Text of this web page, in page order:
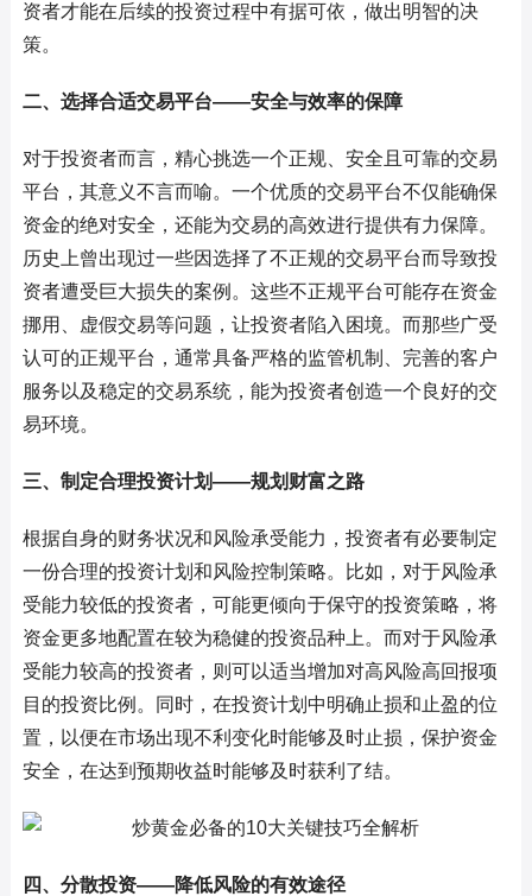
资者才能在后续的投资过程中有据可依，做出明智的决
策。
二、选择合适交易平台——安全与效率的保障
对于投资者而言，精心挑选一个正规、安全且可靠的交易
平台，其意义不言而喻。一个优质的交易平台不仅能确保
资金的绝对安全，还能为交易的高效进行提供有力保障。
历史上曾出现过一些因选择了不正规的交易平台而导致投
资者遭受巨大损失的案例。这些不正规平台可能存在资金
挪用、虚假交易等问题，让投资者陷入困境。而那些广受
认可的正规平台，通常具备严格的监管机制、完善的客户
服务以及稳定的交易系统，能为投资者创造一个良好的交
易环境。
三、制定合理投资计划——规划财富之路
根据自身的财务状况和风险承受能力，投资者有必要制定
一份合理的投资计划和风险控制策略。比如，对于风险承
受能力较低的投资者，可能更倾向于保守的投资策略，将
资金更多地配置在较为稳健的投资品种上。而对于风险承
受能力较高的投资者，则可以适当增加对高风险高回报项
目的投资比例。同时，在投资计划中明确止损和止盈的位
置，以便在市场出现不利变化时能够及时止损，保护资金
安全，在达到预期收益时能够及时获利了结。
四、分散投资——降低风险的有效途径